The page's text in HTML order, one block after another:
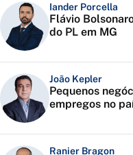
Iander Porcella
Flávio
do PL em MG
João Kepler
Pequenos
empregos no
Ranier Bragon